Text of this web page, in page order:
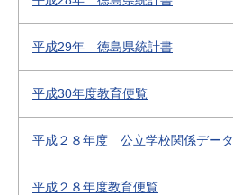
平成29年 徳島県統計書
平成30年度教育便覧
平成２８年度 公立学校関係データ
平成２８年度教育便覧